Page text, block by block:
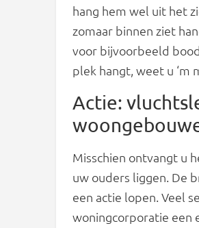
hang hem wel uit het
zomaar binnen ziet
voor bijvoorbeeld
plek hangt, weet u ‘m
Actie:
Misschien ontvangt u
uw ouders liggen. De
een actie lopen. Veel
woningcorporatie een